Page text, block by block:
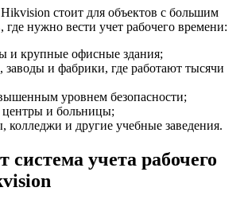
стоит для объектов с большим
где нужно вести учет рабочего времени:
и крупные офисные здания;
заводы и фабрики, где работают тысячи
уровнем безопасности;
и больницы;
колледжи и другие учебные заведения.
система учета рабочего